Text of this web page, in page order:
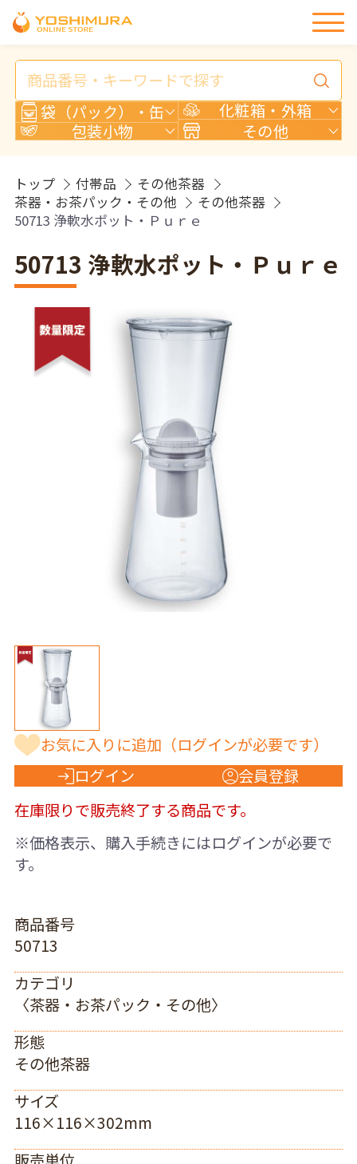
商
検
索
袋（パック）・缶
化粧箱・外箱
包装小物
その他
トップ 付帯品
その他茶器
茶器・お茶パック・その他
その他茶器
50713 浄軟水ポット・Ｐｕｒｅ
50713 浄軟水ポット・Ｐｕｒｅ
商品番号
50713
カテゴリ
〈茶器・お茶パック・その他〉
形態
その他茶器
サイズ
116×116×302mm
お気に入りに追加 （ログインが必要です）
ログイン
会員登録
在庫限りで販売終了する商品です。
※価格表示、購入手続きにはログインが必要で
す。